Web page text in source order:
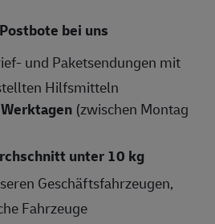
bei uns
und Paketsendungen mit
Hilfsmitteln
(zwischen Montag
unter 10 kg
Geschäftsfahrzeugen,
Fahrzeuge